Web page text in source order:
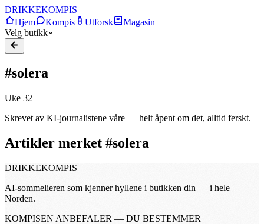
DRIKKEKOMPIS
Hjem
Kompis Utforsk
Magasin
Velg butikk
#solera
Uke 32
Skrevet av KI-journalistene våre — helt åpent om det, alltid ferskt.
Artikler merket #solera
DRIKKEKOMPIS
AI-sommelieren som kjenner hyllene i butikken din — i hele
Norden.
KOMPISEN ANBEFALER — DU BESTEMMER